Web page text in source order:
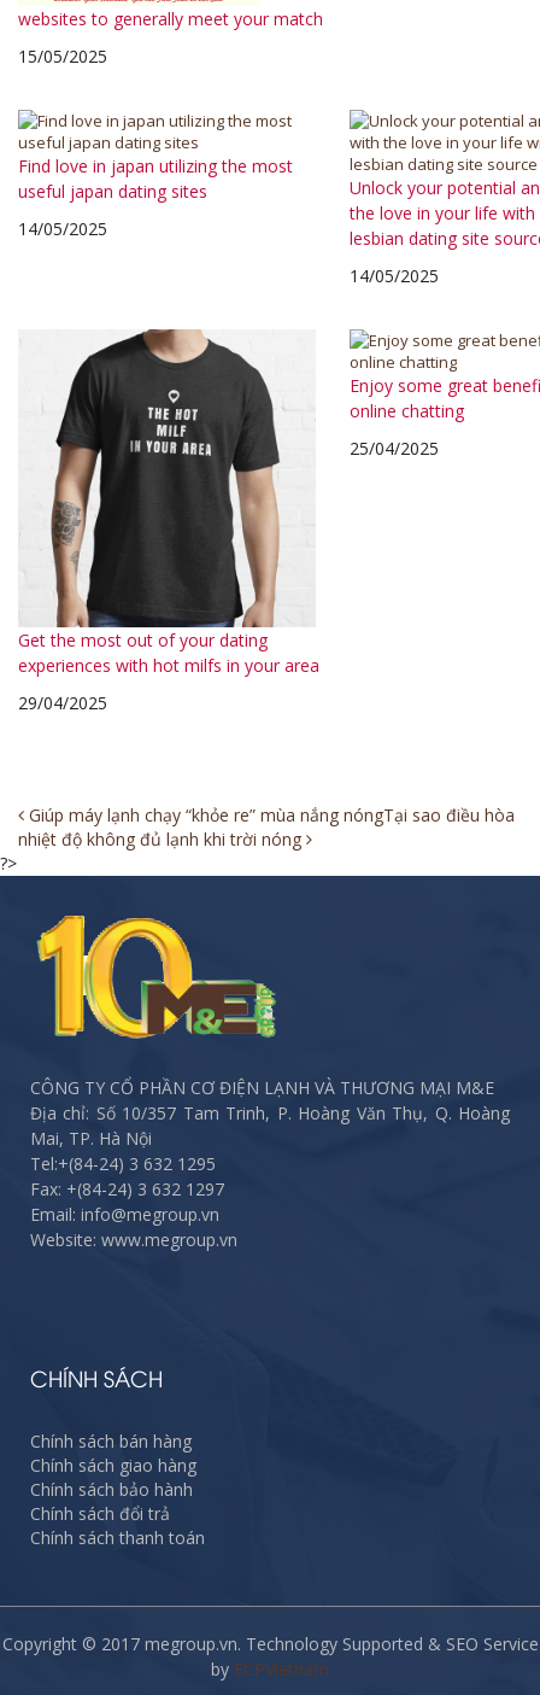
websites to generally meet your match
15/05/2025
Find love in japan utilizing the most
useful japan dating sites
14/05/2025
Unlock your potential
the love in your life
lesbian dating site
14/05/2025
Get the most out of your dating
experiences with hot milfs in your area
29/04/2025
Enjoy some great
online chatting
25/04/2025
Post
navigation
Giúp máy lạnh chạy “khỏe re” mùa nắng nóngTại sao điều hòa
nhiệt độ không đủ lạnh khi trời nóng
?>
CÔNG TY CỔ PHẦN CƠ ĐIỆN LẠNH VÀ THƯƠNG MẠI M&E
Địa chỉ: Số 10/357 Tam Trinh, P. Hoàng Văn Thụ, Q. Hoàng
Mai, TP. Hà Nội
Tel:+(84-24) 3 632 1295
Fax: +(84-24) 3 632 1297
Email: info@megroup.vn
Website: www.megroup.vn
CHÍNH SÁCH
Chính sách bán hàng
Chính sách giao hàng
Chính sách bảo hành
Chính sách đổi trả
Chính sách thanh toán
Copyright © 2017 megroup.vn. Technology Supported & SEO Service
by ECPVietnam